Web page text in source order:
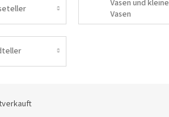
Vasen und kleine
Vasen